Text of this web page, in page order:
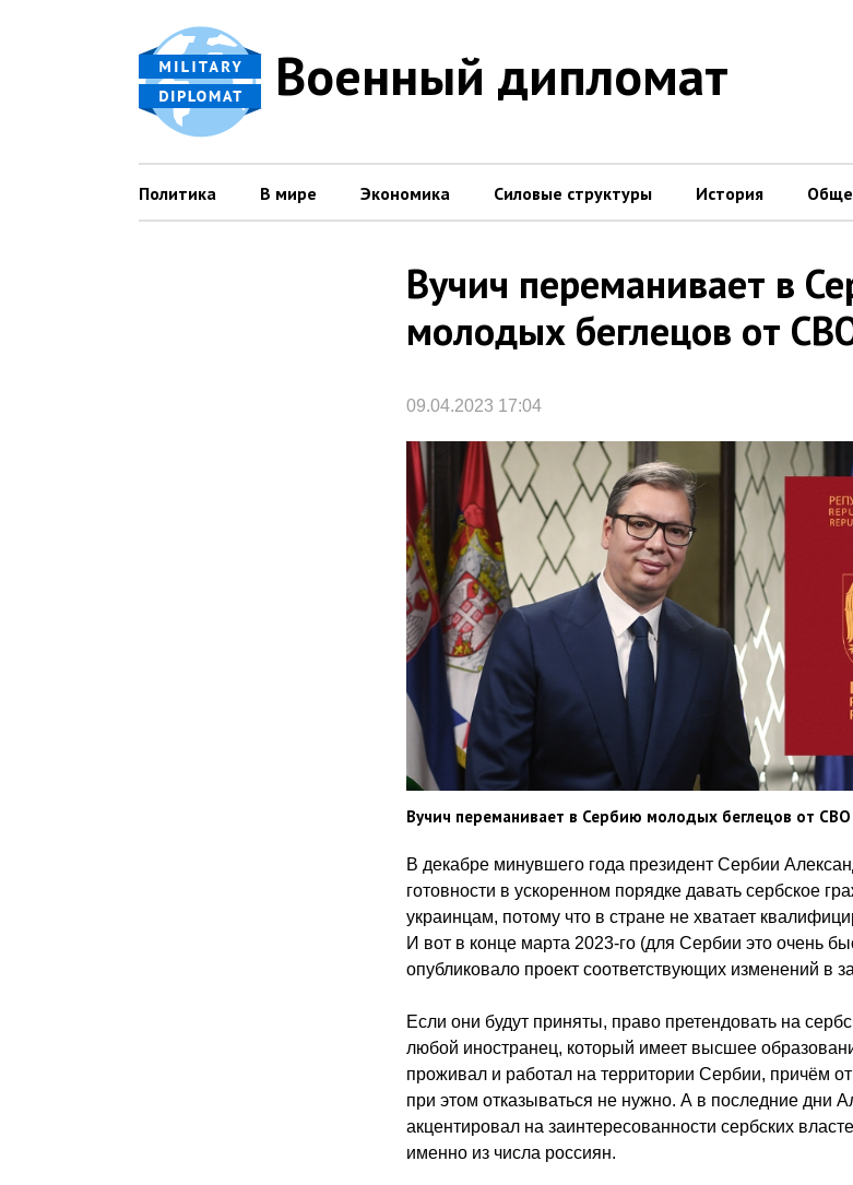
Военный дипломат
Политика В мире Экономика Силовые структуры История
Вучич переманивает в
молодых беглецов от
09.04.2023 17:04
Вучич переманивает в Сербию молодых беглецов от СВО
В декабре минувшего года президент Сербии
готовности в ускоренном порядке давать сербское
украинцам, потому что в стране не хватает
И вот в конце марта 2023-го (для Сербии это очень
опубликовало проект соответствующих изменений в
Если они будут приняты, право претендовать на
любой иностранец, который имеет высшее
проживал и работал на территории Сербии, причём
при этом отказываться не нужно. А в последние дни
акцентировал на заинтересованности сербских
именно из числа россиян.